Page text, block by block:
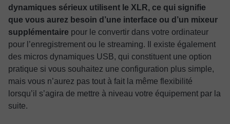
dynamiques sérieux utilisent le XLR, ce qui signifie
que vous aurez besoin d’une interface ou d’un mixeur
supplémentaire pour le convertir dans votre ordinateur
pour l’enregistrement ou le streaming. Il existe également
des micros dynamiques USB, qui constituent une option
pratique si vous souhaitez une configuration plus simple,
mais vous n’aurez pas tout à fait la même flexibilité
lorsqu’il s’agira de mettre à niveau votre équipement par la
suite.